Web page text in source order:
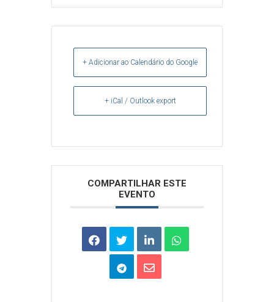
+ Adicionar ao Calendário do Google
+ iCal / Outlook export
COMPARTILHAR ESTE
EVENTO